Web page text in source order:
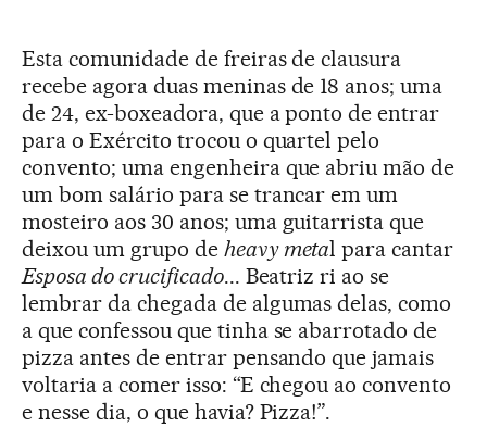
Esta comunidade de freiras de clausura
recebe agora duas meninas de 18 anos; uma
de 24, ex-boxeadora, que a ponto de entrar
para o Exército trocou o quartel pelo
convento; uma engenheira que abriu mão de
um bom salário para se trancar em um
mosteiro aos 30 anos; uma guitarrista que
deixou um grupo de heavy metal para cantar
Esposa do crucificado... Beatriz ri ao se
lembrar da chegada de algumas delas, como
a que confessou que tinha se abarrotado de
pizza antes de entrar pensando que jamais
voltaria a comer isso: “E chegou ao convento
e nesse dia, o que havia? Pizza!”.